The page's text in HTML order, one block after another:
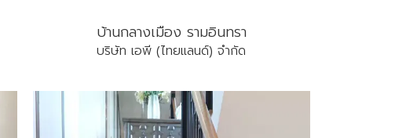
บ้านกลางเมือง รามอินทรา
บริษัท เอพี (ไทยแลนด์) จำกัด